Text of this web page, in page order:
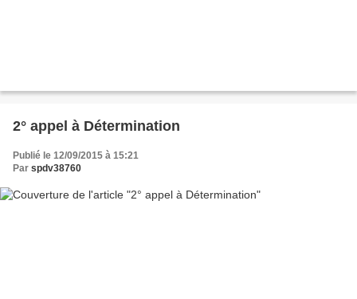
2° appel à Détermination
Publié le 12/09/2015 à 15:21
Par spdv38760